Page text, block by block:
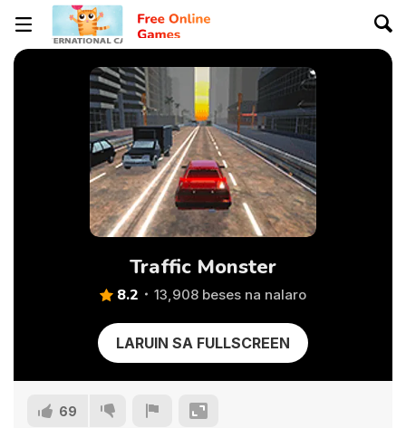
Traffic Monster
8.2 13,908 beses na nalaro
LARUIN SA FULLSCREEN
69